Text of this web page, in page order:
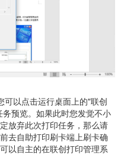
可以点击运行桌面上的"联创
预览。如果此时您发觉不小
放弃此次打印任务，那么请
去自助打印刷卡端上刷卡确
以自主的在联创打印管理系